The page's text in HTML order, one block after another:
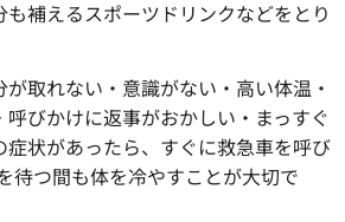
補えるスポーツドリンクなどをとり
取れない・意識がない・高い体温・
びかけに返事がおかしい・まっすぐ
症状があったら、すぐに救急車を呼び
待つ間も体を冷やすことが大切で